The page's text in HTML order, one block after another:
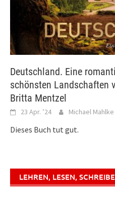
Deutschland. Eine
schönsten Landschaften
Britta Mentzel
23 Apr. ’24 Michael Mahlke
Dieses Buch tut gut.
LEHREN, LESEN,